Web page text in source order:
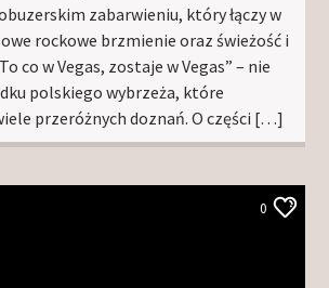
zabarwieniu, który łączy w
rockowe brzmienie oraz świeżość i
co w Vegas, zostaje w Vegas” – nie
polskiego wybrzeża, które
przeróżnych doznań. O części […]
0